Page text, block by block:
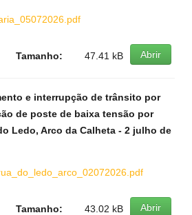
Abrir
Tamanho: 47.41 kB
e interrupção de trânsito por
de poste de baixa tensão por
Ledo, Arco da Calheta - 2 julho de
Abrir
Tamanho: 43.02 kB